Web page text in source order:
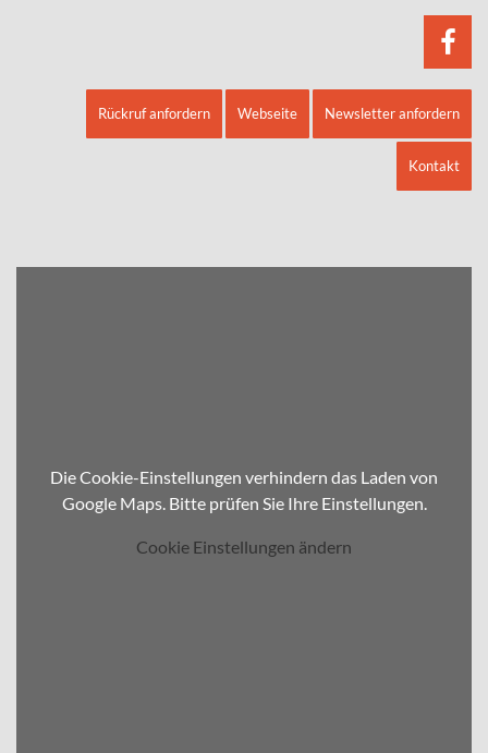
Rückruf anfordern Webseite Newsletter anfordern
Kontakt
Die Cookie-Einstellungen verhindern das Laden von
Google Maps. Bitte prüfen Sie Ihre Einstellungen.
Cookie Einstellungen ändern